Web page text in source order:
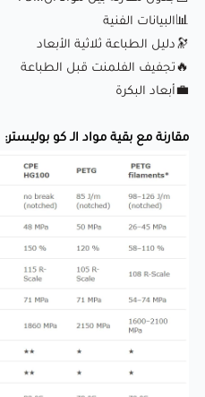
تم اختيار المواد المدخلة بعناية
والخصائص النهائية. يتم دائمًا
الدفعات. يمكن للعملاء
📊البيانات الفنية
🔭دليل الطباعة ثلاثية الأبعاد
🔥 تجفيف الفلمنت قبل الطباعة
💼أبعاد البكرة
مقارنة مع بقية مواد الـ كو بوليستر: